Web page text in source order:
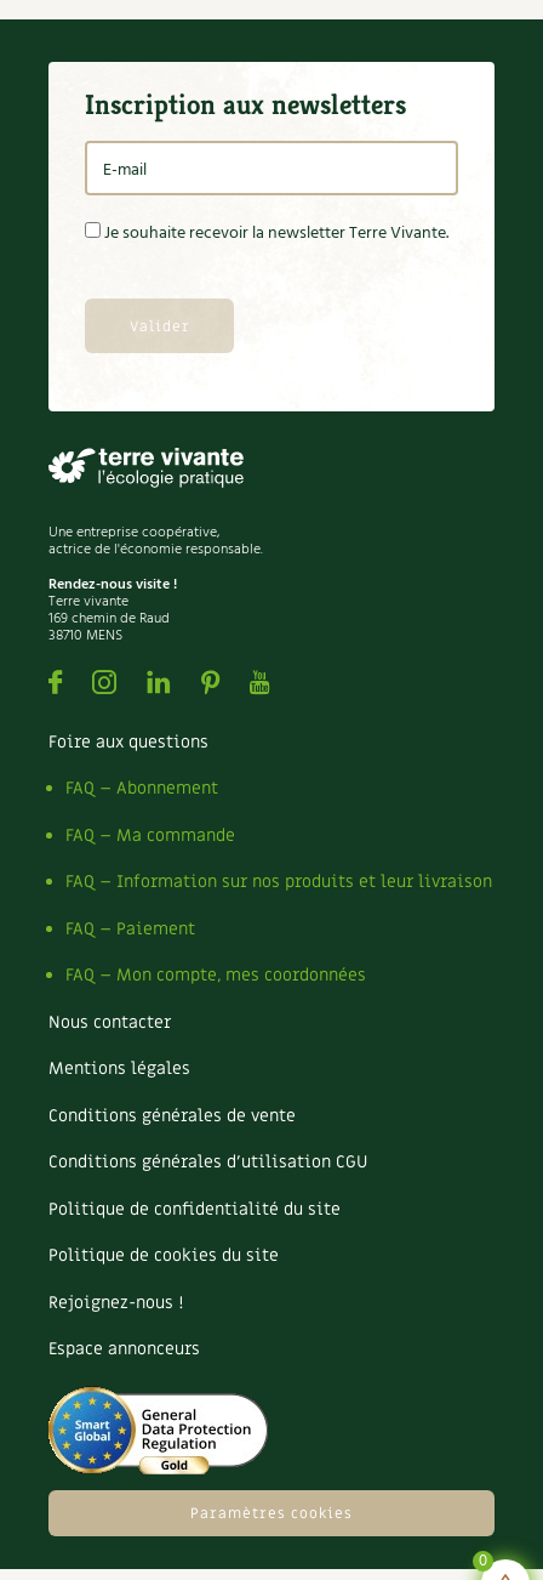
Inscription aux newsletters
Je souhaite recevoir la newsletter Terre Vivante.
Une entreprise coopérative,
actrice de l'économie responsable.
Rendez-nous visite !
Terre vivante
169 chemin de Raud
38710 MENS
FacebookInstagramLinkedin
PinterestYoutube
Foire aux questions
FAQ – Abonnement
FAQ – Ma commande
FAQ – Information sur nos produits et leur livraison
FAQ – Paiement
FAQ – Mon compte, mes coordonnées
Nous contacter
Mentions légales
Conditions générales de vente
Conditions générales d’utilisation CGU
Politique de confidentialité du site
Politique de cookies du site
Rejoignez-nous !
Espace annonceurs
Paramètres cookies
0